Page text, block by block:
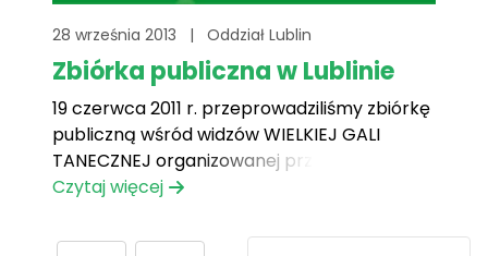
28 września 2013 | Oddział Lublin
Zbiórka publiczna w Lublinie
19 czerwca 2011 r. przeprowadziliśmy zbiórkę
publiczną wśród widzów WIELKIEJ GALI
TANECZNEJ organizowanej przez Dyrekcję,
dzieci i młodzież Spółdzielni Mieszkaniowej
Lublinie. Celem zbiórki publicznej było
Czytaj więcej